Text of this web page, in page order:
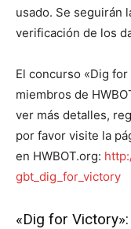
usado. Se seguirán
verificación de los
El concurso «Dig
miembros de
ver más detalles,
por favor visite la
en HWBOT.org:
gbt_dig_for_victory
«Dig for